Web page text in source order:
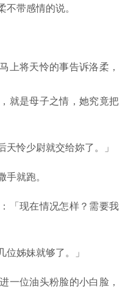
带感情的说。
将天怜的事告诉洛柔，
就是母子之情，她究竟把
怜少尉就交给妳了。」
就跑。
现在情况怎样？需要我
姊妹就够了。」
位油头粉脸的小白脸，